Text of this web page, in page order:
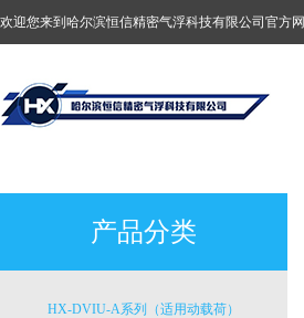
欢迎您来到哈尔滨恒信精密气浮科技有限公司官方网
产品分类
HX-DVIU-A系列（适用动载荷）